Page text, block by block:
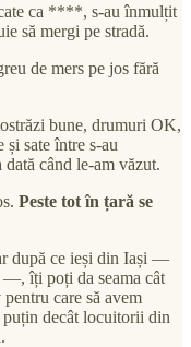
ca ****, s-au înmulțit
să mergi pe stradă.
de mers pe jos fără
bune, drumuri OK,
sate între s-au
când le-am văzut.
Peste tot în țară se
după ce ieși din Iași —
îți poți da seama cât
care să avem
decât locuitorii din